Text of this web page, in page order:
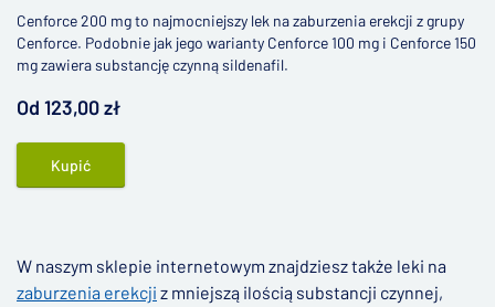
Cenforce 200 mg to najmocniejszy lek na zaburzenia erekcji z grupy
Cenforce. Podobnie jak jego warianty Cenforce 100 mg i Cenforce 150
mg zawiera substancję czynną sildenafil.
Od 123,00 zł
Kupić
W naszym sklepie internetowym znajdziesz także leki na
zaburzenia erekcji z mniejszą ilością substancji czynnej,